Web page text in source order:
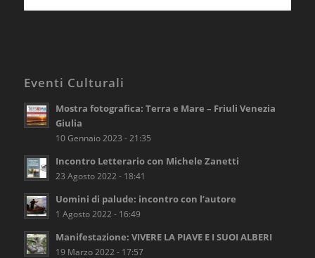
Eventi Culturali
Mostra fotografica: Terra e Mare – Friuli Venezia
Giulia
10 Gennaio 2023 - 21:35
Incontro Letterario con Michele Zanetti
23 Agosto 2022 - 18:41
Uomini di palude: incontro con l’autore
1 Agosto 2022 - 16:49
Manifestazione: VIVERE LA PIAVE E I SUOI ALBERI
19 Marzo 2022 - 17:57